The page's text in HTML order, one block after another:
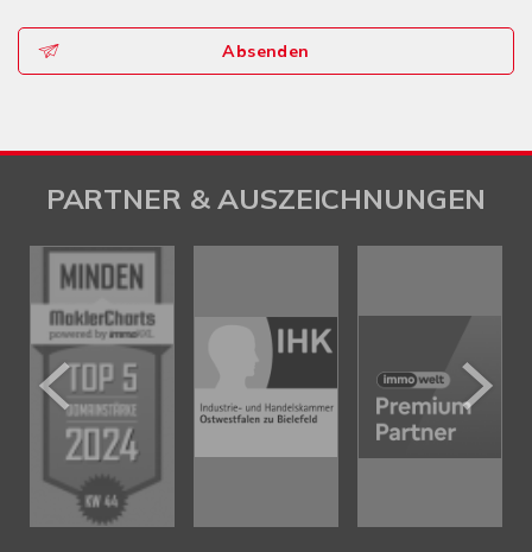
Absenden
PARTNER & AUSZEICHNUNGEN